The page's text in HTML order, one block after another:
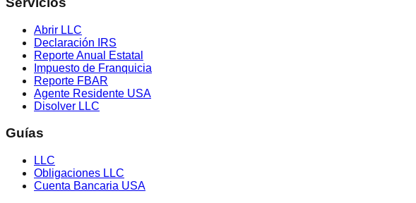
Abrir LLC
Declaración IRS
Reporte Anual Estatal
Impuesto de Franquicia
Reporte FBAR
Agente Residente USA
Disolver LLC
Guías
LLC
Obligaciones LLC
Cuenta Bancaria USA